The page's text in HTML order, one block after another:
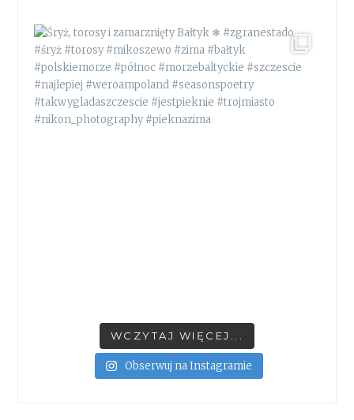
WCZYTAJ WIĘCEJ...
Obserwuj na Instagramie